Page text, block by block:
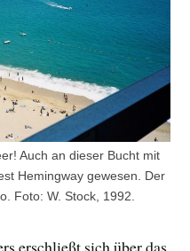
IDs auf dieser Website
oder zurückziehst, können
ANZEIGEN
Auch an dieser Bucht mit
Hemingway gewesen. Der
Foto: W. Stock, 1992.